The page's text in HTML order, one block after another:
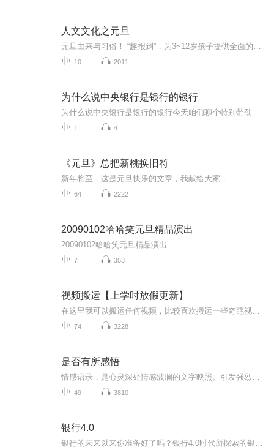
人文文化之元旦
10 2011
为什么说中央银行是银行的银行
1 4
《元旦》总把新桃换旧符
新年将至，这是元旦快乐的文章，我献给大家，
64 2222
20090102哈哈笑元旦精品演出
20090102哈哈笑元旦精品演出
7 353
视频搬运【上学时放假更新】
74 3228
是否有所感悟
49 3810
银行4.0